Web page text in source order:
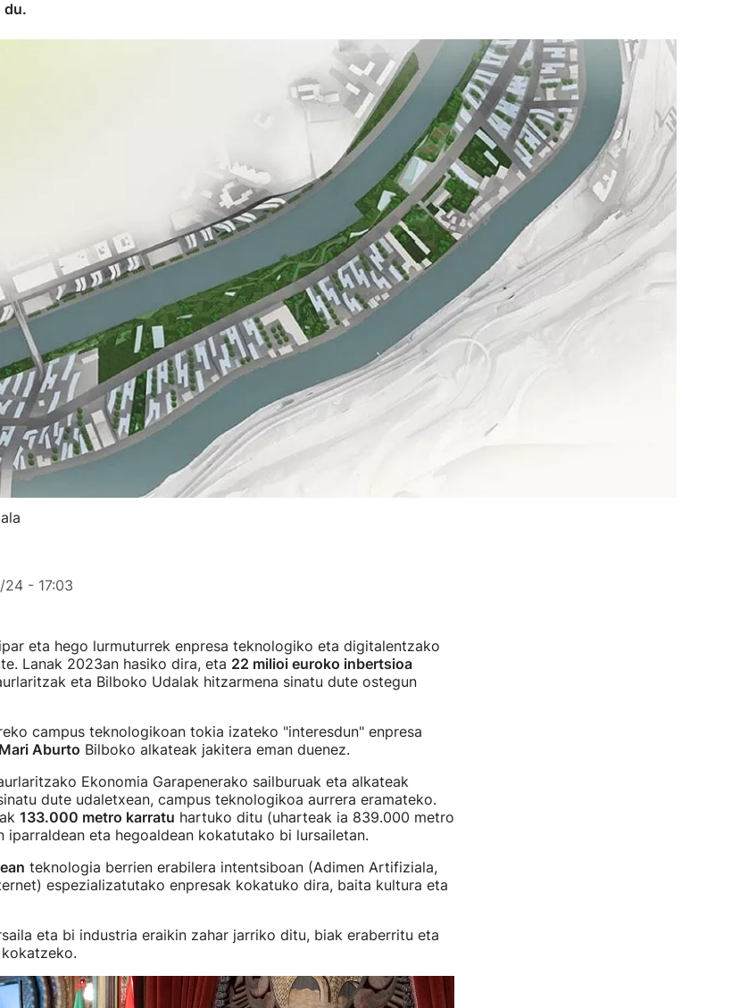
du.
- 17:03
eta hego lurmuturrek enpresa teknologiko eta digitalentzako
Lanak 2023an hasiko dira, eta 22 milioi euroko inbertsioa
eta Bilboko Udalak hitzarmena sinatu dute ostegun
campus teknologikoan tokia izateko "interesdun" enpresa
Aburto Bilboko alkateak jakitera eman duenez.
Ekonomia Garapenerako sailburuak eta alkateak
dute udaletxean, campus teknologikoa aurrera eramateko.
133.000 metro karratu hartuko ditu (uharteak ia 839.000 metro
iparraldean eta hegoaldean kokatutako bi lursailetan.
teknologia berrien erabilera intentsiboan (Adimen Artifiziala,
espezializatutako enpresak kokatuko dira, baita kultura eta
eta bi industria eraikin zahar jarriko ditu, biak eraberritu eta